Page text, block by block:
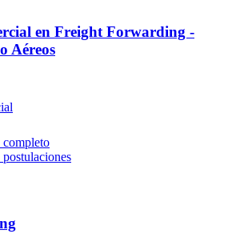
en Freight Forwarding -
Aéreos
completo
postulaciones